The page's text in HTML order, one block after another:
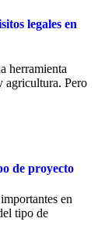
legales en
herramienta
agricultura. Pero
de proyecto
en
tipo de